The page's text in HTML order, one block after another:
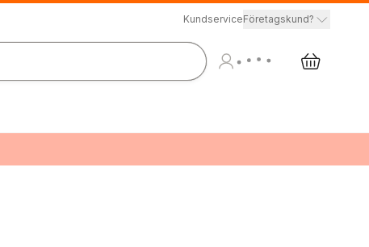
KundserviceFöretagskund?